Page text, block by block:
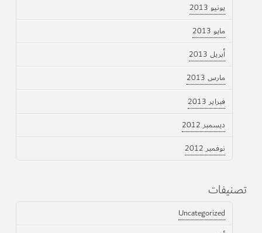
يونيو 2013
مايو 2013
أبريل 2013
مارس 2013
فبراير 2013
ديسمبر 2012
نوفمبر 2012
تصنيفات
Uncategorized